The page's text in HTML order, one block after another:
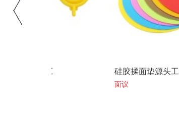
硅胶揉面垫源头工厂